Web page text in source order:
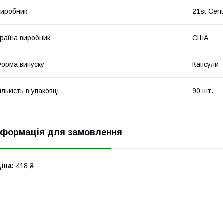
21st
виробник США
випуску Капсули
в упаковці 90 шт.
для замовлення
418 ₴